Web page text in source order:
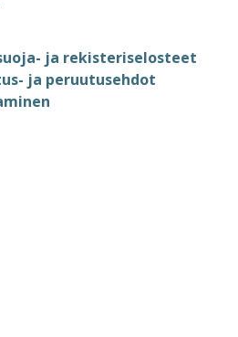
ja rekisteriselosteet
ja peruutusehdot